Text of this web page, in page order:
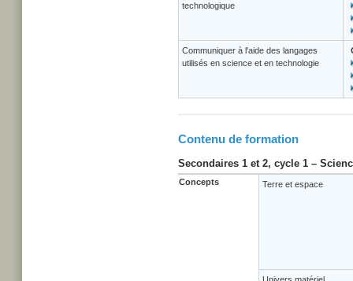
technologique
Communiquer à l'aide des langages
utilisés en science et en technologie
Contenu de formation
Secondaires 1 et 2, cycle 1 –
Concepts Terre et espace